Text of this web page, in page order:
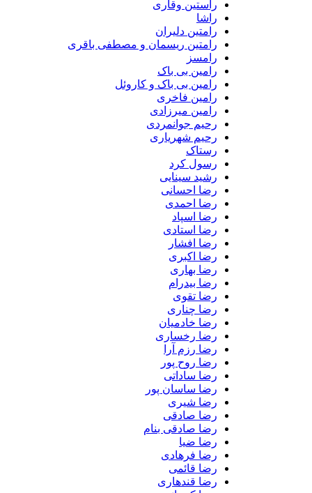
راستین وقاری
راشا
رامتین دلیران
رامتین ریسمان و مصطفی باقری
رامسز
رامین بی باک
رامین بی باک و کاروئل
رامین فاخری
رامین میرزادی
رحیم جوانمردی
رحیم شهریاری
رستاک
رسول کرد
رشید سینایی
رضا احسانی
رضا احمدی
رضا اسپاد
رضا استادی
رضا افشار
رضا اکبری
رضا بهاری
رضا بیدرام
رضا تقوی
رضا چناری
رضا خادمیان
رضا رخساری
رضا رزم آرا
رضا روح پور
رضا ساداتی
رضا ساسان پور
رضا شیری
رضا صادقی
رضا صادقی بنام
رضا ضیا
رضا فرهادی
رضا قائمی
رضا قندهاری